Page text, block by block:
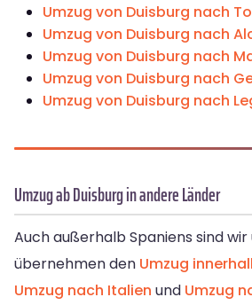
Umzug von Duisburg nach
Umzug von Duisburg nach
Umzug von Duisburg nach
Umzug von Duisburg nach
Umzug von Duisburg nach
Umzug ab Duisburg in andere Länder
Auch außerhalb Spaniens sind
übernehmen den Umzug
Umzug nach Italien und Umzug